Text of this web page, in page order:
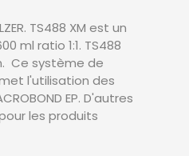
TS488 XM est un
ml ratio 1:1. TS488
Ce système de
l'utilisation des
EP. D'autres
les produits